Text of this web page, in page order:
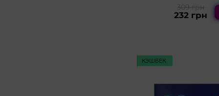
309 грн
232 грн
КЭШБЕК